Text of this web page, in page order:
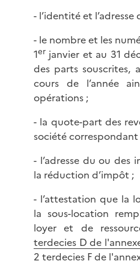
- l’identité et l’adresse
- le nombre et les
1er janvier et au 31
des parts souscrites,
cours de l’année
opérations ;
- la quote-part des
société correspondant
- l’adresse du ou des
la réduction d’impôt ;
- l’attestation que la
la sous-location
loyer et de
terdecies D de
2 terdecies F de